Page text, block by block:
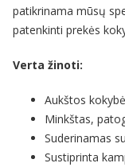
patikrinama mūsų
patenkinti prekės
Verta žinoti:
Aukštos
Minkštas,
Suderinamas
Sustiprinta